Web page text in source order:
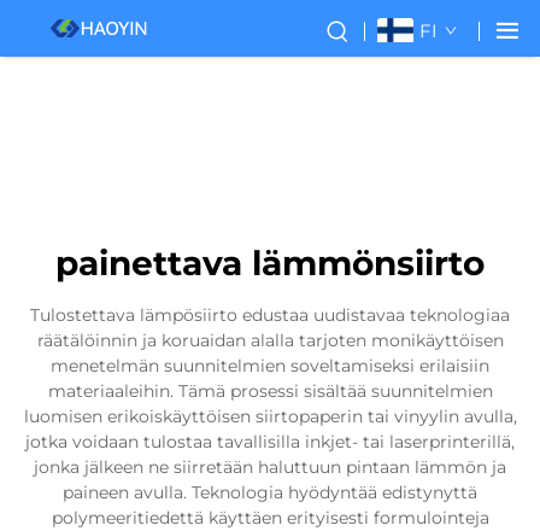
FI
painettava lämmönsiirto
Tulostettava lämpösiirto edustaa uudistavaa teknologiaa
räätälöinnin ja koruaidan alalla tarjoten monikäyttöisen
menetelmän suunnitelmien soveltamiseksi erilaisiin
materiaaleihin. Tämä prosessi sisältää suunnitelmien
luomisen erikoiskäyttöisen siirtopaperin tai vinyylin avulla,
jotka voidaan tulostaa tavallisilla inkjet- tai laserprinterillä,
jonka jälkeen ne siirretään haluttuun pintaan lämmön ja
paineen avulla. Teknologia hyödyntää edistynyttä
polymeeritiedettä käyttäen erityisesti formulointeja